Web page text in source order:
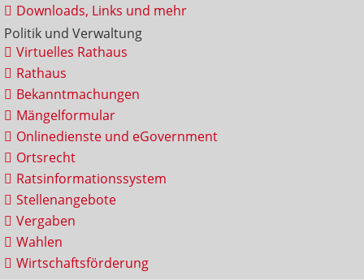
Downloads, Links und mehr
Politik und Verwaltung
Virtuelles Rathaus
Rathaus
Bekanntmachungen
Mängelformular
Onlinedienste und eGovernment
Ortsrecht
Ratsinformationssystem
Stellenangebote
Vergaben
Wahlen
Wirtschaftsförderung